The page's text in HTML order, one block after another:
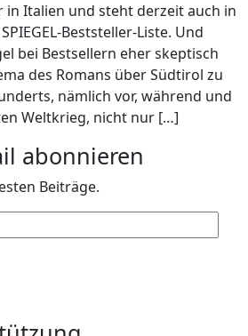
in Italien und steht derzeit auch in
Beststeller-Liste. Und
bei Bestsellern eher skeptisch
des Romans über Südtirol zu
nämlich vor, während und
Weltkrieg, nicht nur […]
abonnieren
Beiträge.